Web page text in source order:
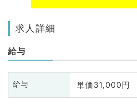
求人詳細
給与
給与 単価31,000円